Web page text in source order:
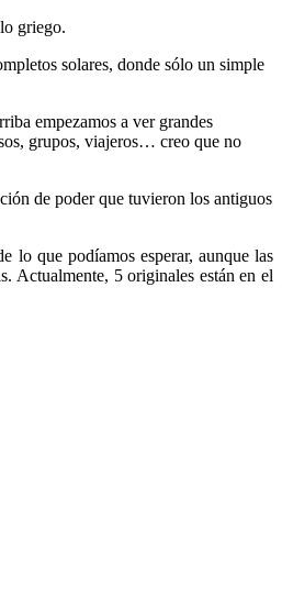
griego.
solares, donde sólo un simple
empezamos a ver grandes
grupos, viajeros… creo que no
de poder que tuvieron los antiguos
lo que podíamos esperar, aunque las
Actualmente, 5 originales están en el